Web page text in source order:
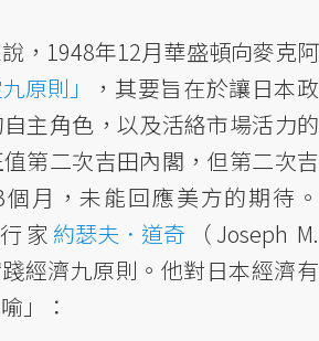
，1948年12月華盛頓向麥克阿
原則」
，其要旨在於讓日本政
主角色，以及活絡市場活力的
第二次吉田內閣，但第二次吉
月，未能回應美方的期待。
家 約瑟夫．道奇 （Joseph M.
經濟九原則。他對日本經濟有
」：